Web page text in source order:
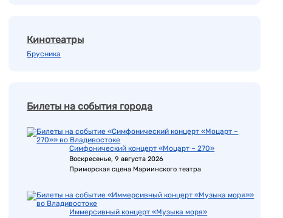
Кинотеатры
Брусника
Билеты на события города
Симфонический концерт «Моцарт – 270»
Воскресенье, 9 августа 2026
Приморская сцена Мариинского театра
Иммерсивный концерт «Музыка моря»